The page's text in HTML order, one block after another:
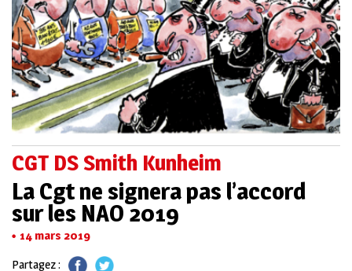
CGT DS Smith Kunheim
La Cgt ne signera pas l’accord
sur les NAO 2019
14 mars 2019
Partagez :